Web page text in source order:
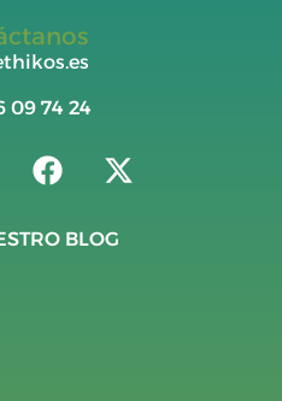
09 74 24
BLOG